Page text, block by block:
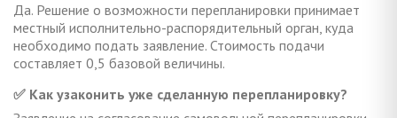
Да. Решение о возможности перепланировки принимает
местный исполнительно-распорядительный орган, куда
необходимо подать заявление. Стоимость подачи
составляет 0,5 базовой величины.
✅ Как узаконить уже сделанную перепланировку?